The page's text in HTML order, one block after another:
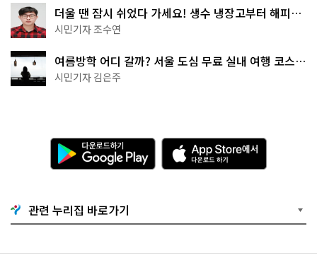
더울 땐 잠시 쉬었다 가세요! 생수 냉장고부터 해피소
·무더위쉼터까지
시민기자 조수연
여름방학 어디 갈까? 서울 도심 무료 실내 여행 코스
추천
시민기자 김은주
다
운
로
기
G
o
g
A
p
p
e
서
관련 누리집 바로가기